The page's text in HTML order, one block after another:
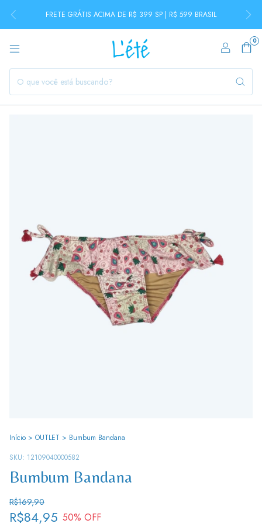
FRETE GRÁTIS ACIMA DE R$ 399 SP | R$ 599 BRASIL
0
Início > OUTLET > Bumbum Bandana
SKU: 12109040000582
Bumbum Bandana
R$169,90
R$84,95 50% OFF